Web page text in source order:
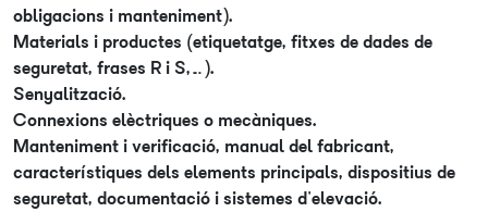
obligacions i manteniment).
Materials i productes (etiquetatge, fitxes de dades de
seguretat, frases R i S,…).
Senyalització.
Connexions elèctriques o mecàniques.
Manteniment i verificació, manual del fabricant,
característiques dels elements principals, dispositius de
seguretat, documentació i sistemes d'elevació.